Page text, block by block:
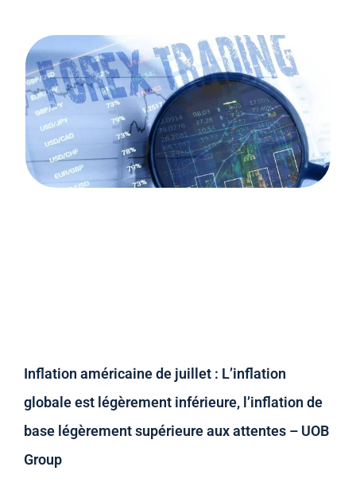
Inflation américaine de juillet : L’inflation
globale est légèrement inférieure, l’inflation de
base légèrement supérieure aux attentes – UOB
Group